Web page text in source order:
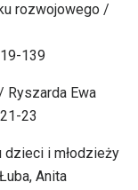
rozwojowego /
139
Ryszarda Ewa
23
dzieci i młodzieży
Anita